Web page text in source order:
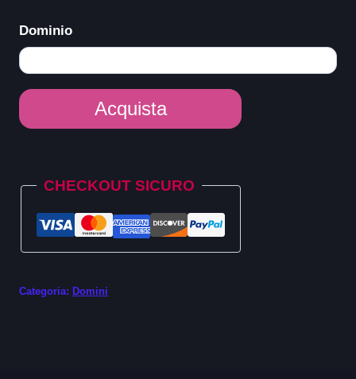
Dominio
Dominio
.town
Acquista
CHECKOUT SICURO
Categoria: Domini